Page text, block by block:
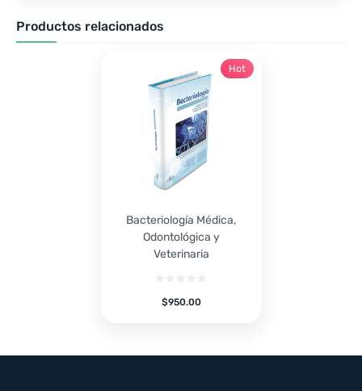
Productos relacionados
Bacteriología Médica,
Odontológica y
Veterinaria
$950.00
Hot